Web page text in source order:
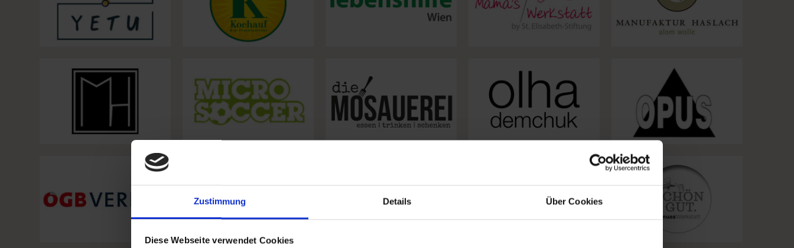
Zustimmung Details Über Cookies
Diese Webseite verwendet Cookies